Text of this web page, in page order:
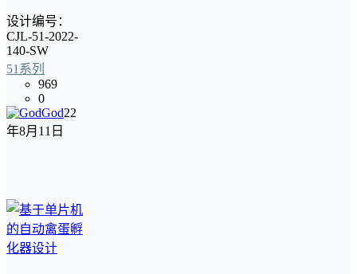
设计编号：
CJL-51-2022-
140-SW
51系列
969
0
God22
年8月11日